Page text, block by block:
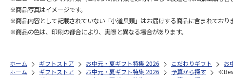
※商品写真はイメージです。
※商品内容として記載されていない「小道具類」はお届けする商品に含まれており
※商品の色は、印刷の都合により、実際と異なる場合があります。
ホーム ギフトストア お中元・夏ギフト特集 2026 こだわりギフト お
ホーム
ギフトストア お中元・夏ギフト特集 2026 予算から探す